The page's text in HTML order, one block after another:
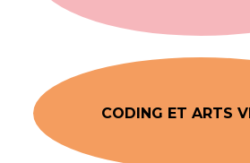
CODING ET ARTS